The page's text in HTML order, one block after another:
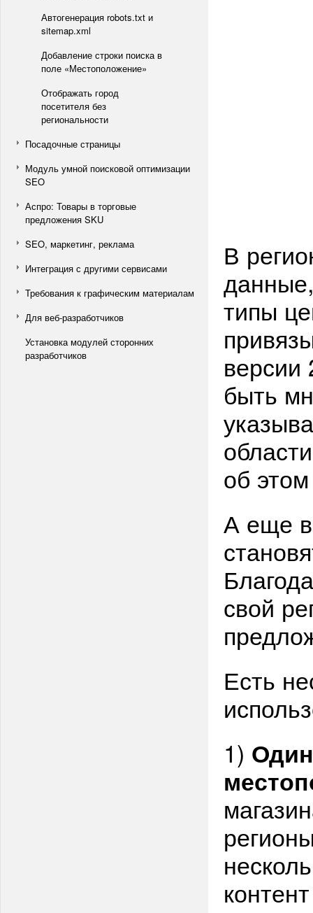
Автогенерация robots.txt и
sitemap.xml
Добавление строки поиска в
поле «Местоположение»
Отображать город
посетителя без
региональности
Посадочные страницы
Модуль умной поисковой оптимизации
SEO
Аспро: Товары в торговые
предложения SKU
SEO, маркетинг, реклама
Интеграция с другими сервисами
Требования к графическим материалам
Для веб-разработчиков
Установка модулей сторонних
разработчиков
В
типы
быть
об
А еще
свой
Есть
1)